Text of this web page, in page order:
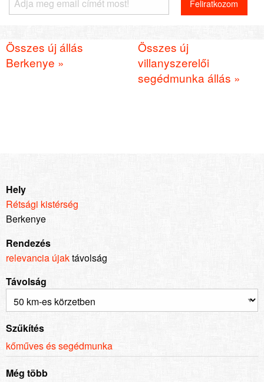
Összes új állás
Berkenye »
Összes új
villanyszerelői
segédmunka állás »
Hely
Rétsági kistérség
Berkenye
Rendezés
relevancia újaktávolság
Távolság
Szűkítés
kőműves és segédmunka
Még több